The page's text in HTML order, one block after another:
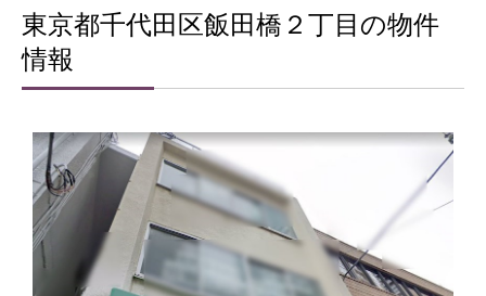
東京都千代田区飯田橋２丁目の物件
情報